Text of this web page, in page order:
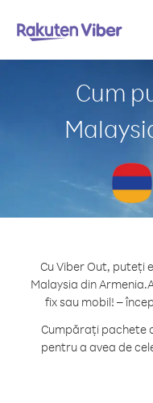
Cum
Cu Viber Out, puteți
Malaysia din Armenia.
fix sau mobil! –
Cumpărați pachete
pentru a avea de